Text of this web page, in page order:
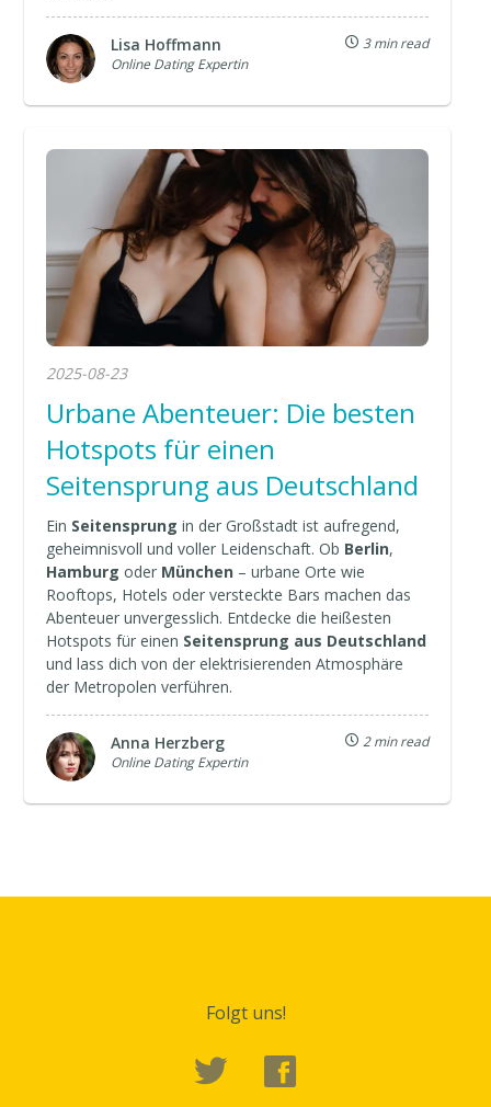
Lisa Hoffmann
Online Dating Expertin
3 min read
2025-08-23
Urbane Abenteuer: Die besten
Hotspots für einen
Seitensprung aus Deutschland
Ein Seitensprung in der Großstadt ist aufregend,
geheimnisvoll und voller Leidenschaft. Ob Berlin,
Hamburg oder München – urbane Orte wie
Rooftops, Hotels oder versteckte Bars machen das
Abenteuer unvergesslich. Entdecke die heißesten
Hotspots für einen Seitensprung aus Deutschland
und lass dich von der elektrisierenden Atmosphäre
der Metropolen verführen.
Anna Herzberg
Online Dating Expertin
2 min read
Folgt uns!